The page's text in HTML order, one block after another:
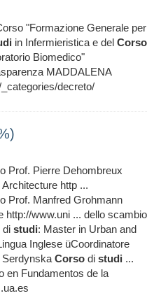
"Formazione Generale per
in Infermieristica e del Corso
Biomedico"
MADDALENA
decreto/
Prof. Pierre Dehombreux
http ...
Prof. Manfred Grohmann
http://www.uni ... dello scambio
di studi: Master in Urban and
Inglese üCoordinatore
SerdynskaCorso di studi ...
en Fundamentos de la